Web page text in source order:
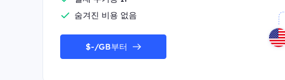
숨겨진 비용 없음
$-/GB부터